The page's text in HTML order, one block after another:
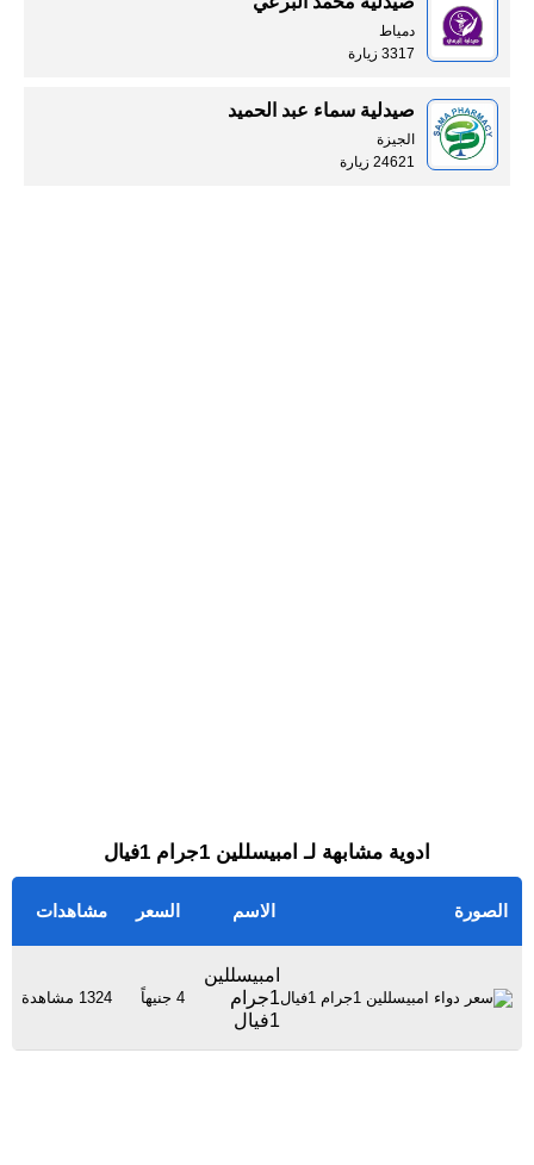
دمياط
3317 زيارة
صيدلية سماء عبد الحميد
الجيزة
24621 زيارة
ادوية مشابهة لـ امبيسللين 1جرام 1فيال
الصورة الاسم السعر مشاهدات
امبيسللين
1جرام
1فيال
4 جنيهاً 1324 مشاهدة